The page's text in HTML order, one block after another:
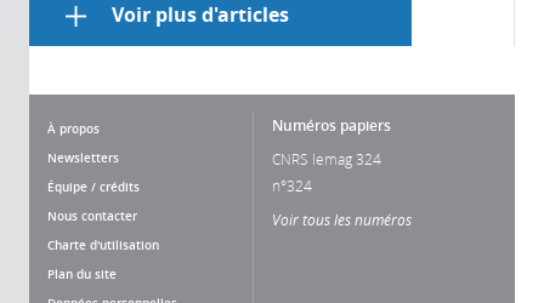
Voir plus d'articles
À propos
Newsletters
Équipe / crédits
Nous contacter
Charte d'utilisation
Plan du site
Numéros papiers
CNRS lemag 324
n°324
Voir tous les numéros